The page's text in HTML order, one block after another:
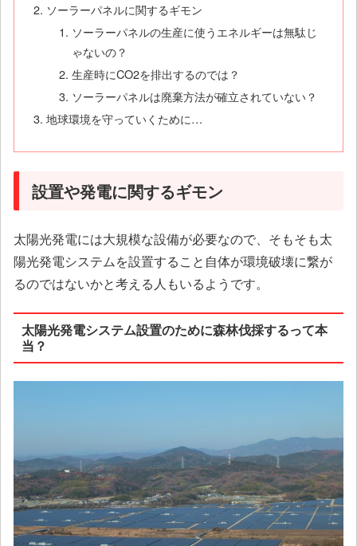
ソーラーパネルに関するギモン
ソーラーパネルの生産に使うエネルギーは無駄じ
ゃないの？
生産時にCO2を排出するのでは？
ソーラーパネルは廃棄方法が確立されていない？
地球環境を守っていくために…
設置や発電に関するギモン
太陽光発電には大規模な設備が必要なので、そもそも太
陽光発電システムを設置すること自体が環境破壊に繋が
るのではないかと考える人もいるようです。
太陽光発電システム設置のために森林伐採するって本
当？